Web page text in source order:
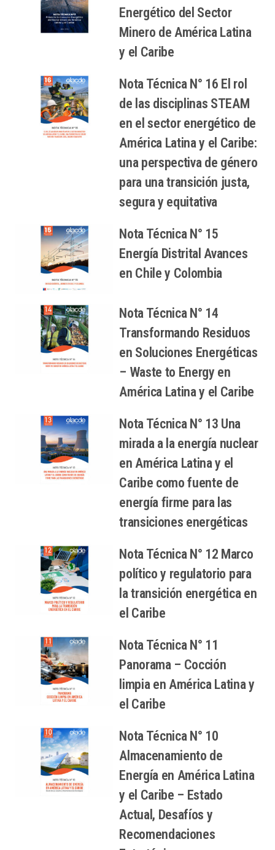
Energético del Sector
Minero de América Latina
y el Caribe
Nota Técnica N° 16 El rol
de las disciplinas STEAM
en el sector energético de
América Latina y el Caribe:
una perspectiva de género
para una transición justa,
segura y equitativa
Nota Técnica N° 15
Energía Distrital Avances
en Chile y Colombia
Nota Técnica N° 14
Transformando Residuos
en Soluciones Energéticas
– Waste to Energy en
América Latina y el Caribe
Nota Técnica N° 13 Una
mirada a la energía nuclear
en América Latina y el
Caribe como fuente de
energía firme para las
transiciones energéticas
Nota Técnica N° 12 Marco
político y regulatorio para
la transición energética en
el Caribe
Nota Técnica N° 11
Panorama – Cocción
limpia en América Latina y
el Caribe
Nota Técnica N° 10
Almacenamiento de
Energía en América Latina
y el Caribe – Estado
Actual, Desafíos y
Recomendaciones